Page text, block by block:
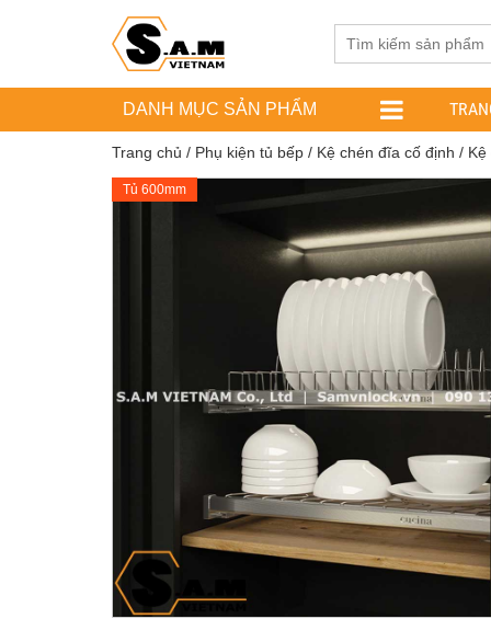
DANH MỤC SẢN PHẨM
Trang chủ / Phụ kiện tủ bếp / Kệ chén đĩa cố định / Kệ
Tủ 600mm